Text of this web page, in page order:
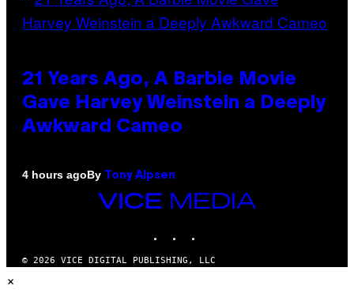
21 Years Ago, A Barbie Movie
Gave Harvey Weinstein a Deeply
Awkward Cameo
4 hours agoBy Tony Alpsen
VICE
MEDIA
© 2026 VICE DIGITAL PUBLISHING, LLC
×